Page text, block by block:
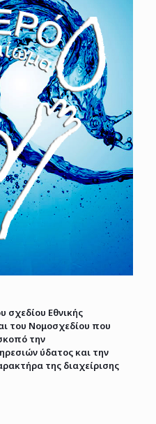
σχεδίου Εθνικής
του Νομοσχεδίου που
την
ύδατος και την
της διαχείρισης